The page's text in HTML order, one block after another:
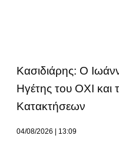
Κασιδιάρης: Ο
Ηγέτης του ΟΧΙ
Κατακτήσεων
04/08/2026 13:09